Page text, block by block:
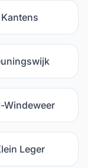
Kantens
Windeweer
Leger